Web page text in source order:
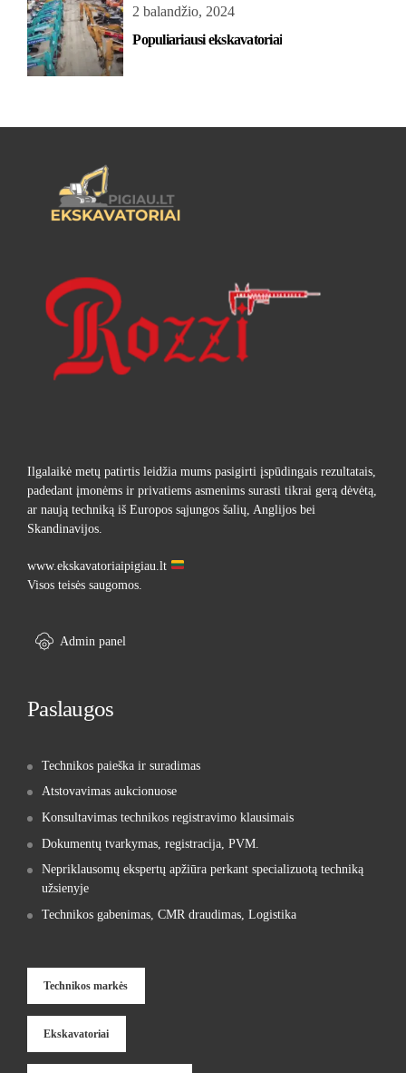
2 balandžio, 2024
Populiariausi ekskavatoriai
Ilgalaikė metų patirtis leidžia mums pasigirti įspūdingais rezultatais,
padedant įmonėms ir privatiems asmenims surasti tikrai gerą dėvėtą,
ar naują techniką iš Europos sąjungos šalių, Anglijos bei
Skandinavijos.
www.ekskavatoriaipigiau.lt
Visos teisės saugomos.
Admin panel
Paslaugos
Technikos paieška ir suradimas
Atstovavimas aukcionuose
Konsultavimas technikos registravimo klausimais
Dokumentų tvarkymas, registracija, PVM.
Nepriklausomų ekspertų apžiūra perkant specializuotą techniką
užsienyje
Technikos gabenimas, CMR draudimas, Logistika
Technikos markės
Ekskavatoriai